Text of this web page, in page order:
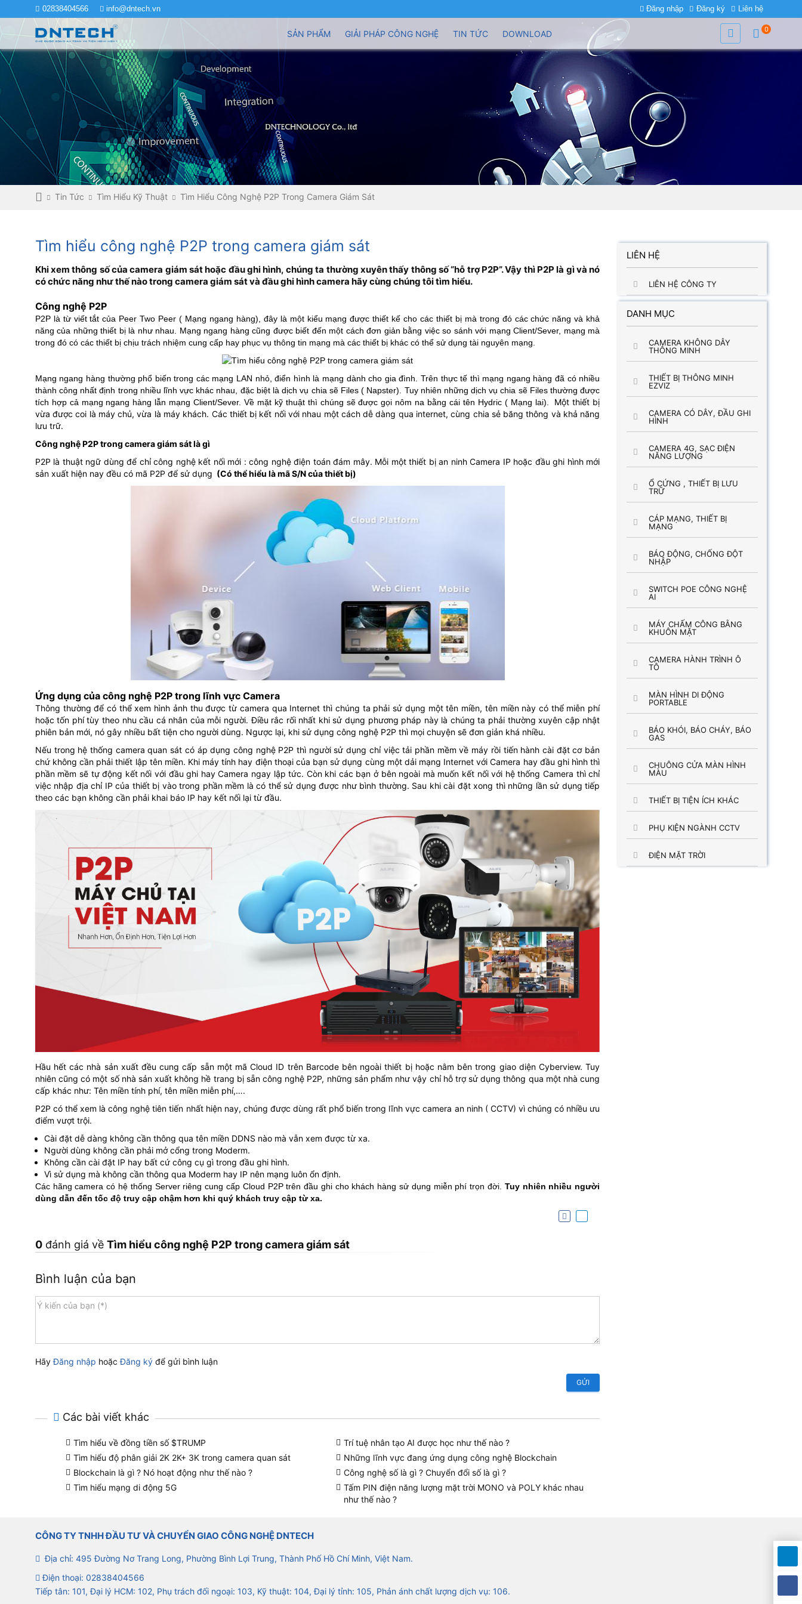
02838404566 info@dntech.vn Đăng nhập Đăng ký Liên hệ
SẢN PHẨM GIẢI PHÁP CÔNG NGHỆ TIN TỨC DOWNLOAD 0
Tin Tức Tìm Hiểu Kỹ Thuật Tìm Hiểu Công Nghệ P2P Trong Camera Giám Sát
Tìm hiểu công nghệ P2P trong camera giám sát
Khi xem thông số của camera giám sát hoặc đầu ghi hình, chúng ta thường xuyên thấy thông số “hỗ trợ P2P”. Vậy thì P2P là gì và nó
có chức năng như thế nào trong camera giám sát và đầu ghi hình camera hãy cùng chúng tôi tìm hiểu.
Công nghệ P2P
P2P là từ viết tắt của Peer Two Peer ( Mạng ngang hàng), đây là một kiểu mạng được thiết kế cho các thiết bị mà trong đó các chức năng và khả
năng của những thiết bị là như nhau. Mạng ngang hàng cũng được biết đến một cách đơn giản bằng việc so sánh với mạng Client/Sever, mạng mà
trong đó có các thiết bị chịu trách nhiệm cung cấp hay phục vụ thông tin mạng mà các thiết bị khác có thể sử dụng tài nguyên mạng.
Mạng ngang hàng thường phổ biến trong các mạng LAN nhỏ, điển hình là mạng dành cho gia đình. Trên thực tế thì mạng ngang hàng đã có nhiều
thành công nhất định trong nhiều lĩnh vực khác nhau, đặc biệt là dịch vụ chia sẽ Files ( Napster). Tuy nhiên những dịch vụ chia sẽ Files thường được
tích hợp cả mạng ngang hàng lẫn mạng Client/Sever. Về mặt kỹ thuật thì chúng sẽ được gọi nôm na bằng cái tên Hydric ( Mạng lai).
Một thiết bị
vừa được coi là máy chủ, vừa là máy khách. Các thiết bị kết nối với nhau một cách dễ dàng qua internet, cùng chia sẻ băng thông và khả năng
lưu trữ.
Công nghệ P2P trong camera giám sát là gì
P2P là thuật ngữ dùng để chỉ công nghệ kết nối mới : công nghệ điện toán đám mây. Mỗi một thiết bị an ninh Camera IP hoặc đầu ghi hình mới
sản xuất hiện nay đều có mã P2P để sử dụng (Có thể hiểu là mã S/N của thiết bị)
Ứng dụng của công nghệ P2P trong lĩnh vực Camera
Thông thường để có thể xem hình ảnh thu được từ camera qua Internet thì chúng ta phải sử dụng một tên miền, tên miền này có thể miễn phí
hoặc tốn phí tùy theo nhu cầu cá nhân của mỗi người. Điều rắc rối nhất khi sử dụng phương pháp này là chúng ta phải thường xuyên cập nhật
phiên bản mới, nó gây nhiều bất tiện cho người dùng. Ngược lại, khi sử dụng công nghệ P2P thì mọi chuyện sẽ đơn giản khá nhiều.
Nếu trong hệ thống camera quan sát có áp dụng công nghệ P2P thì người sử dụng chỉ việc tải phần mềm về máy rồi tiến hành cài đặt cơ bản
chứ không cần phải thiết lập tên miền. Khi máy tính hay điện thoại của bạn sử dụng cùng một dải mạng Internet với Camera hay đầu ghi hình thì
phần mềm sẽ tự động kết nối với đầu ghi hay Camera ngay lập tức. Còn khi các bạn ở bên ngoài mà muốn kết nối với hệ thống Camera thì chỉ
việc nhập địa chỉ IP của thiết bị vào trong phần mềm là có thể sử dụng được như bình thường. Sau khi cài đặt xong thì những lần sử dụng tiếp
theo các bạn không cần phải khai báo IP hay kết nối lại từ đầu.
Hầu hết các nhà sản xuất đều cung cấp sẵn một mã Cloud ID trên Barcode bên ngoài thiết bị hoặc nằm bên trong giao diện Cyberview. Tuy
nhiên cũng có một số nhà sản xuất không hề trang bị sẵn công nghệ P2P, những sản phẩm như vậy chỉ hỗ trợ sử dụng thông qua một nhà cung
cấp khác như: Tên miền tính phí, tên miền miễn phí,….
P2P có thể xem là công nghệ tiên tiến nhất hiện nay, chúng được dùng rất phổ biến trong lĩnh vực camera an ninh ( CCTV) vì chúng có nhiều ưu
điểm vượt trội.
Cài đặt dễ dàng không cần thông qua tên miền DDNS nào mà vẫn xem được từ xa.
Người dùng không cần phải mở cổng trong Moderm.
Không cần cài đặt IP hay bất cứ công cụ gì trong đầu ghi hình.
Vì sử dụng mà không cần thông qua Moderm hay IP nên mạng luôn ổn định.
Các hãng camera có hệ thống Server riêng cung cấp Cloud P2P trên đầu ghi cho khách hàng sử dụng miễn phí trọn đời. Tuy nhiên nhiều người
dùng dẫn đến tốc độ truy cập chậm hơn khi quý khách truy cập từ xa.
0đánh giá về Tìm hiểu công nghệ P2P trong camera giám sát
Bình luận của bạn
HãyĐăng nhập hoặcĐăng ký để gửi bình luận
GỬI
Các bài viết khác
Tìm hiểu về đồng tiền số $TRUMP
Trí tuệ nhân tạo AI được học như thế nào ?
Tìm hiểu độ phân giải 2K 2K+ 3K trong camera quan sát
Những lĩnh vực đang ứng dụng công nghệ Blockchain
Blockchain là gì ? Nó hoạt động như thế nào ?
Công nghệ số là gì ? Chuyển đổi số là gì ?
Tìm hiểu mạng di động 5G
Tấm PIN điện năng lượng mặt trời MONO và POLY khác nhau
như thế nào ?
LIÊN HỆ
LIÊN HỆ CÔNG TY
DANH MỤC
CAMERA KHÔNG DÂY
THÔNG MINH
THIẾT BỊ THÔNG MINH
EZVIZ
CAMERA CÓ DÂY, ĐẦU GHI
HÌNH
CAMERA 4G, SẠC ĐIỆN
NĂNG LƯỢNG
Ổ CỨNG , THIẾT BỊ LƯU
TRỮ
CÁP MẠNG, THIẾT BỊ
MẠNG
BÁO ĐỘNG, CHỐNG ĐỘT
NHẬP
SWITCH POE CÔNG NGHỆ
AI
MÁY CHẤM CÔNG BẰNG
KHUÔN MẶT
CAMERA HÀNH TRÌNH Ô
TÔ
MÀN HÌNH DI ĐỘNG
PORTABLE
BÁO KHÓI, BÁO CHÁY, BÁO
GAS
CHUÔNG CỬA MÀN HÌNH
MÀU
THIẾT BỊ TIỆN ÍCH KHÁC
PHỤ KIỆN NGÀNH CCTV
ĐIỆN MẶT TRỜI
CÔNG TY TNHH ĐẦU TƯ VÀ CHUYỂN GIAO CÔNG NGHỆ DNTECH
Địa chỉ: 495 Đường Nơ Trang Long, Phường Bình Lợi Trung, Thành Phố Hồ Chí Minh, Việt Nam.
Điện thoại: 02838404566
Tiếp tân: 101, Đại lý HCM: 102, Phụ trách đối ngoại: 103, Kỹ thuật: 104, Đại lý tỉnh: 105, Phản ánh chất lượng dịch vụ: 106.